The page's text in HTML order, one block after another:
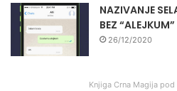
NAZIVANJE
BEZ “ALEJKUM”
26/12/2020
Knjiga Crna Magija